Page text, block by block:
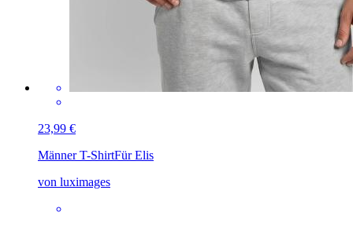
23,99 €
Männer T-ShirtFür Elis
von luximages